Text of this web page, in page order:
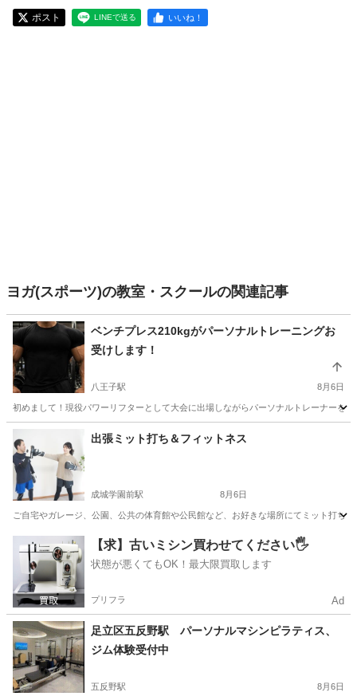
ポスト LINEで送る いいね！
ヨガ(スポーツ)の教室・スクールの関連記事
ベンチプレス210kgがパーソナルトレーニングお
受けします！
八王子駅 8月6日
初めまして！現役パワーリフターとして大会に出場しながらパーソナルトレーナーを
東京 八王子駅 スポーツ ベンチプレス
出張ミット打ち＆フィットネス
成城学園前駅 8月6日
ご自宅やガレージ、公園、公共の体育館や公民館など、お好きな場所にてミット打ち
東京 世田谷区 成城学園前駅 空手/他格闘技 格闘技
【求】古いミシン買わせてください🖐️
状態が悪くてもOK！最大限買取します
プリフラ Ad
足立区五反野駅 パーソナルマシンピラティス、
ジム体験受付中
五反野駅 8月6日